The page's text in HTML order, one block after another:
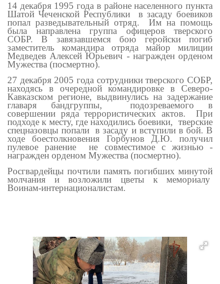
14 декабря 1995 года в районе населенного пункта
Шатой Чеченской Республики в засаду боевиков
попал разведывательный отряд. Им на помощь
была направлена группа офицеров тверского
СОБР. В завязавшемся бою геройски погиб
заместитель командира отряда майор милиции
Медведев Алексей Юрьевич - награжден орденом
Мужества (посмертно).
27 декабря 2005 года сотрудники тверского СОБР,
находясь в очередной командировке в Северо-
Кавказском регионе, выдвинулись на задержание
главаря бандгруппы, подозреваемого в
совершении ряда террористических актов. При
подходе к месту, где находились боевики, тверские
спецназовцы попали в засаду и вступили в бой. В
ходе боестолкновения Горбунов Д.Ю. получил
пулевое ранениене совместимое с жизнью -
награжден орденом Мужества (посмертно).
Росгвардейцы почтили память погибших минутой
молчанияи возложили цветы кмемориалу
Воинам-интернационалистам.